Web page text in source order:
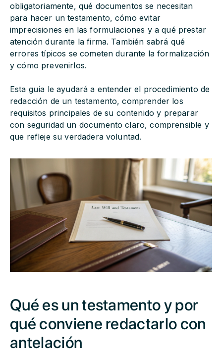
obligatoriamente, qué documentos se necesitan
para hacer un testamento, cómo evitar
imprecisiones en las formulaciones y a qué prestar
atención durante la firma. También sabrá qué
errores típicos se cometen durante la formalización
y cómo prevenirlos.
Esta guía le ayudará a entender el procedimiento de
redacción de un testamento, comprender los
requisitos principales de su contenido y preparar
con seguridad un documento claro, comprensible y
que refleje su verdadera voluntad.
Qué es un testamento y por
qué conviene redactarlo con
antelación